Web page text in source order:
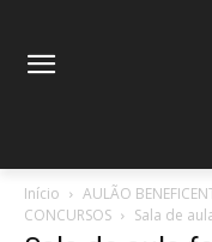
Início
AULÃO
CONCURSOS
Sala de